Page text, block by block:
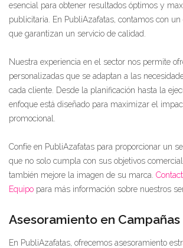
esencial para obtener resultados óptimos y
publicitaria. En PubliAzafatas, contamos con
que garantizan un servicio de calidad.
Nuestra experiencia en el sector nos permite
personalizadas que se adaptan a las
cada cliente. Desde la planificación hasta la
enfoque está diseñado para maximizar el
promocional.
Confíe en PubliAzafatas para proporcionar un
que no solo cumpla con sus objetivos
también mejore la imagen de su marca.
Equipo para más información sobre nuestros
Asesoramiento en
En PubliAzafatas, ofrecemos asesoramiento